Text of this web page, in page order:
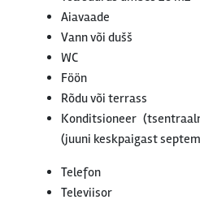
Aiavaade
Vann või dušš
WC
Föön
Rõdu või terrass
Konditsioneer
(juuni keskpaigast
Telefon
Televiisor